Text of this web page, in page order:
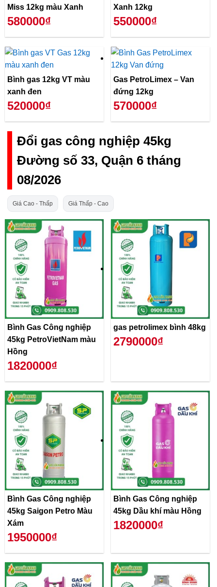
Miss 12kg màu Xanh
580000₫
Xanh 12kg
550000₫
Bình gas 12kg VT màu
xanh đen
520000₫
Gas PetroLimex – Van
đứng 12kg
570000₫
Đổi gas công nghiệp 45kg
Đường số 33, Quận 6 tháng
08/2026
Giá Cao - Thấp Giá Thấp - Cao
Bình Gas Công nghiệp
45kg PetroVietNam màu
Hồng
1820000₫
gas petrolimex bình 48kg
2790000₫
Bình Gas Công nghiệp
45kg Saigon Petro Màu
Xám
1950000₫
Bình Gas Công nghiệp
45kg Dầu khí màu Hồng
1820000₫